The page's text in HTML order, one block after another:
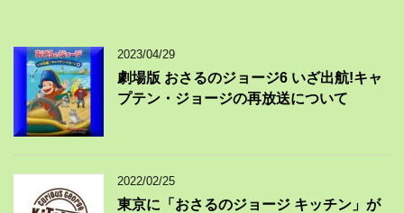
2023/04/29
劇場版 おさるのジョージ6 いざ出航!キャ
プテン・ジョージの再放送について
2022/02/25
東京に「おさるのジョージ キッチン」が